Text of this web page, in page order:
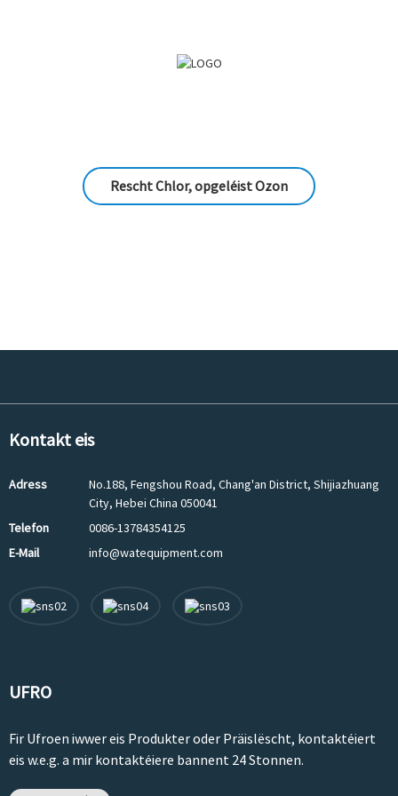
Rescht Chlor, opgeléist Ozon
Kontakt eis
Adress
No.188, Fengshou Road, Chang'an District, Shijiazhuang
City, Hebei China 050041
Telefon
0086-13784354125
E-Mail
info@watequipment.com
UFRO
Fir Ufroen iwwer eis Produkter oder Präislëscht, kontaktéiert
eis w.e.g. a mir kontaktéiere bannent 24 Stonnen.